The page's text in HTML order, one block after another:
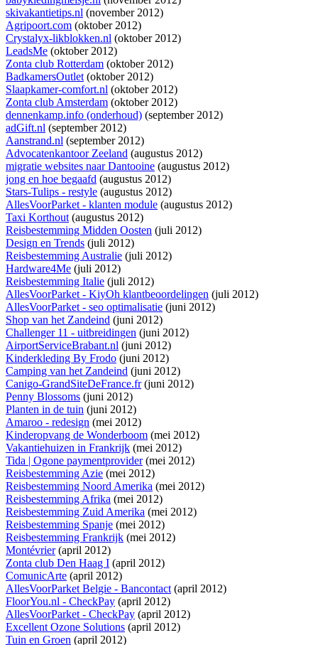
skivakantietips.nl (november 2012)
Agripoort.com (oktober 2012)
Crystalyx-likblokken.nl (oktober 2012)
LeadsMe (oktober 2012)
Zonta club Rotterdam (oktober 2012)
BadkamersOutlet(oktober 2012)
Slaapkamer-comfort.nl (oktober 2012)
Zonta club Amsterdam (oktober 2012)
dennenkamp.info (onderhoud) (september 2012)
adGift.nl (september 2012)
Aanstrand.nl (september 2012)
Advocatenkantoor Zeeland (augustus 2012)
migratie websites naar Dantooine (augustus 2012)
jong en hoe begaafd (augustus 2012)
Stars-Tulips - restyle (augustus 2012)
AllesVoorParket - klanten module (augustus 2012)
Taxi Korthout(augustus 2012)
Reisbestemming Midden Oosten (juli 2012)
Design en Trends (juli 2012)
Reisbestemming Australie (juli 2012)
Hardware4Me (juli 2012)
Reisbestemming Italie (juli 2012)
AllesVoorParket - KiyOh klantbeoordelingen (juli 2012)
AllesVoorParket - seo optimalisatie (juni 2012)
Shop van het Zandeind (juni 2012)
Challenger 11 - uitbreidingen (juni 2012)
AirportServiceBrabant.nl (juni 2012)
Kinderkleding By Frodo (juni 2012)
Camping van het Zandeind (juni 2012)
Canigo-GrandSiteDeFrance.fr(juni 2012)
Penny Blossoms (juni 2012)
Planten in de tuin (juni 2012)
Amaroo - redesign (mei 2012)
Kinderopvang de Wonderboom (mei 2012)
Vakantiehuizen in Frankrijk (mei 2012)
Tida | Ogone paymentprovider(mei 2012)
Reisbestemming Azie (mei 2012)
Reisbestemming Noord Amerika (mei 2012)
Reisbestemming Afrika (mei 2012)
Reisbestemming Zuid Amerika (mei 2012)
Reisbestemming Spanje (mei 2012)
Reisbestemming Frankrijk (mei 2012)
Montévrier(april 2012)
Zonta club Den Haag I (april 2012)
ComunicArte (april 2012)
AllesVoorParket Belgie - Bancontact(april 2012)
FloorYou.nl - CheckPay (april 2012)
AllesVoorParket - CheckPay (april 2012)
Excellent Ozone Solutions (april 2012)
Tuin en Groen (april 2012)